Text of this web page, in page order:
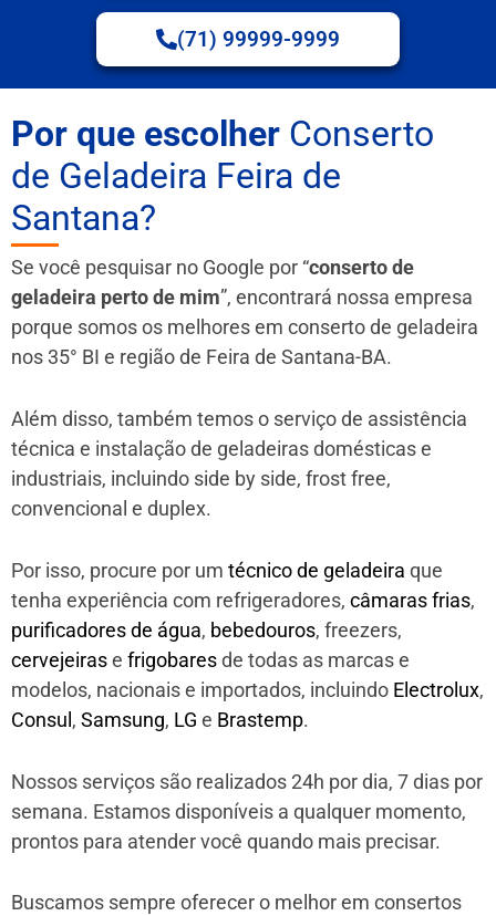
(71) 99999-9999
Por que escolher Conserto
de Geladeira Feira de
Santana?
Se você pesquisar no Google por “conserto de
geladeira perto de mim”, encontrará nossa empresa
porque somos os melhores em conserto de geladeira
nos 35° BI e região de Feira de Santana-BA.
Além disso, também temos o serviço de assistência
técnica e instalação de geladeiras domésticas e
industriais, incluindo side by side, frost free,
convencional e duplex.
Por isso, procure por um técnico de geladeira que
tenha experiência com refrigeradores, câmaras frias,
purificadores de água, bebedouros, freezers,
cervejeirase frigobaresde todas as marcas e
modelos, nacionais e importados, incluindo Electrolux,
Consul, Samsung, LG e Brastemp.
Nossos serviços são realizados 24h por dia, 7 dias por
semana. Estamos disponíveis a qualquer momento,
prontos para atender você quando mais precisar.
Buscamos sempre oferecer o melhor em consertos